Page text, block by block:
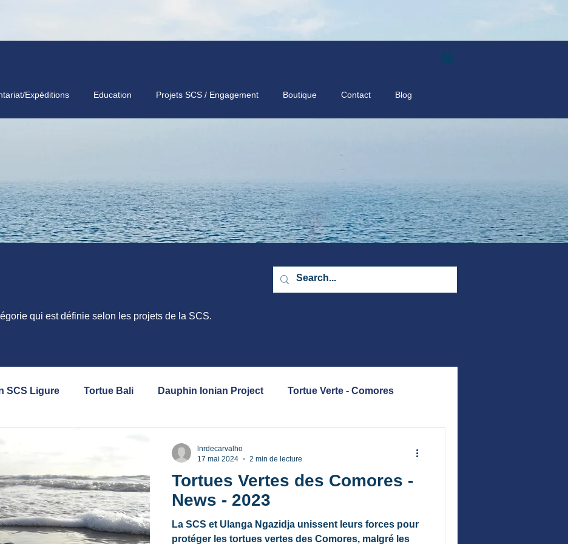
qui est définie selon les projets de la SCS.
SCS Ligure Tortue Bali Dauphin Ionian Project Tortue Verte - Comores
séminaire conférence
Tortues Vertes des Comores -
News - 2023
La SCS et Ulanga Ngazidja unissent leurs forces pour
protéger les tortues vertes des Comores, malgré les
lnrdecarvalho
17 mai 2024
2 min de lecture
Expéditions Education Projets SCS / Engagement Boutique Contact Blog